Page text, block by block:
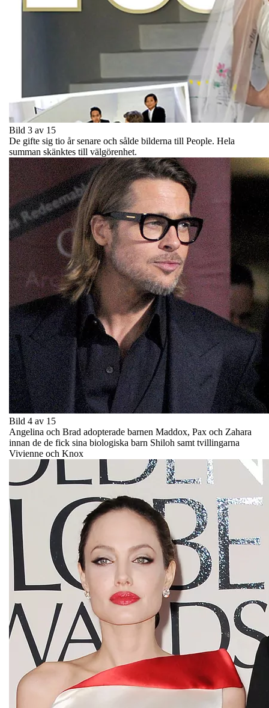
Bild 3 av 15
De gifte sig tio år senare och sålde bilderna till People. Hela
summan skänktes till välgörenhet.
Bild 4 av 15
Angelina och Brad adopterade barnen Maddox, Pax och Zahara
innan de de fick sina biologiska barn Shiloh samt tvillingarna
Vivienne och Knox